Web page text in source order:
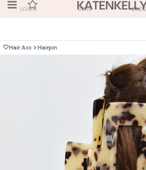
LOGIN JOIN
🤍Hair Acc > Hairpin